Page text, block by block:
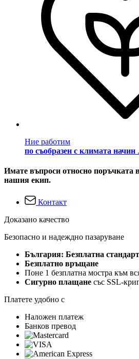
Ние работим
по съобразен с климата начин .
Имате въпроси относно поръчката
нашия екип.
Контакт
Доказано качество
Безопасно и надеждно пазаруване
България: Безплатна
Безплатно връщане
Поне 1 безплатна мостра към
Сигурно плащане със SSL-
Платете удобно с
Наложен платеж
Банков превод